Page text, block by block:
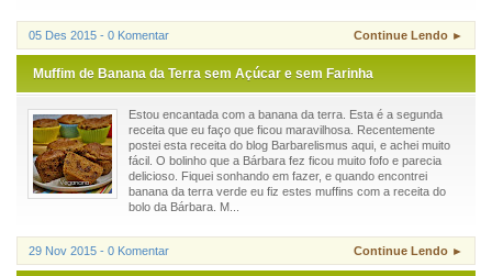
05 Des 2015 - 0 Komentar Continue Lendo ►
Muffim de Banana da Terra sem Açúcar e sem Farinha
Estou encantada com a banana da terra. Esta é a segunda
receita que eu faço que ficou maravilhosa. Recentemente
postei esta receita do blog Barbarelismus aqui, e achei muito
fácil. O bolinho que a Bárbara fez ficou muito fofo e parecia
delicioso. Fiquei sonhando em fazer, e quando encontrei
banana da terra verde eu fiz estes muffins com a receita do
bolo da Bárbara. M...
29 Nov 2015 - 0 Komentar Continue Lendo ►